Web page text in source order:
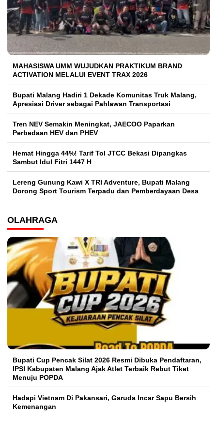
MAHASISWA UMM WUJUDKAN PRAKTIKUM BRAND
ACTIVATION MELALUI EVENT TRAX 2026
Bupati Malang Hadiri 1 Dekade Komunitas Truk Malang,
Apresiasi Driver sebagai Pahlawan Transportasi
Tren NEV Semakin Meningkat, JAECOO Paparkan
Perbedaan HEV dan PHEV
Hemat Hingga 44%! Tarif Tol JTCC Bekasi Dipangkas
Sambut Idul Fitri 1447 H
Lereng Gunung Kawi X TRI Adventure, Bupati Malang
Dorong Sport Tourism Terpadu dan Pemberdayaan Desa
OLAHRAGA
Bupati Cup Pencak Silat 2026 Resmi Dibuka Pendaftaran,
IPSI Kabupaten Malang Ajak Atlet Terbaik Rebut Tiket
Menuju POPDA
Hadapi Vietnam Di Pakansari, Garuda Incar Sapu Bersih
Kemenangan